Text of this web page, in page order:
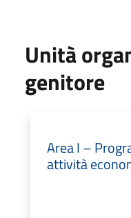
Unità
genitore
Area I –
attività